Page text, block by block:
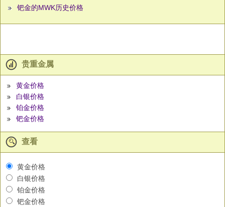
钯金的MWK历史价格
贵重金属
黄金价格
白银价格
铂金价格
钯金价格
查看
黄金价格
白银价格
铂金价格
钯金价格